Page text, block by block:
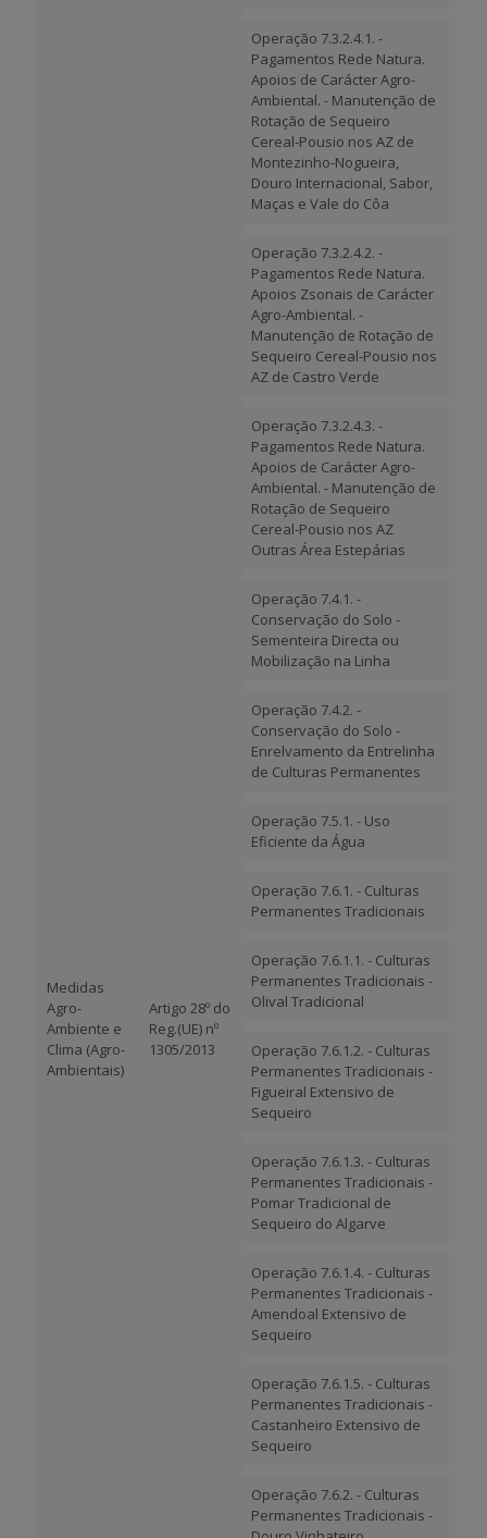
Medidas
Agro-
Ambiente e
Clima (Agro-
Ambientais)
Artigo 28º do
Reg.(UE) nº
1305/2013
Operação 7.3.2.4.1. -
Pagamentos Rede Natura.
Apoios de Carácter Agro-
Ambiental. - Manutenção de
Rotação de Sequeiro
Cereal-Pousio nos AZ de
Montezinho-Nogueira,
Douro Internacional, Sabor,
Maças e Vale do Côa
Operação 7.3.2.4.2. -
Pagamentos Rede Natura.
Apoios Zsonais de Carácter
Agro-Ambiental. -
Manutenção de Rotação de
Sequeiro Cereal-Pousio nos
AZ de Castro Verde
Operação 7.3.2.4.3. -
Pagamentos Rede Natura.
Apoios de Carácter Agro-
Ambiental. - Manutenção de
Rotação de Sequeiro
Cereal-Pousio nos AZ
Outras Área Estepárias
Operação 7.4.1. -
Conservação do Solo -
Sementeira Directa ou
Mobilização na Linha
Operação 7.4.2. -
Conservação do Solo -
Enrelvamento da Entrelinha
de Culturas Permanentes
Operação 7.5.1. - Uso
Eficiente da Água
Operação 7.6.1. - Culturas
Permanentes Tradicionais
Operação 7.6.1.1. - Culturas
Permanentes Tradicionais -
Olival Tradicional
Operação 7.6.1.2. - Culturas
Permanentes Tradicionais -
Figueiral Extensivo de
Sequeiro
Operação 7.6.1.3. - Culturas
Permanentes Tradicionais -
Pomar Tradicional de
Sequeiro do Algarve
Operação 7.6.1.4. - Culturas
Permanentes Tradicionais -
Amendoal Extensivo de
Sequeiro
Operação 7.6.1.5. - Culturas
Permanentes Tradicionais -
Castanheiro Extensivo de
Sequeiro
Operação 7.6.2. - Culturas
Permanentes Tradicionais -